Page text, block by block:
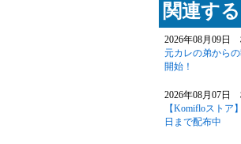
関連す
2026年08月09
元カレの弟から
開始！
2026年08月07
【Komifloストア
日まで配布中